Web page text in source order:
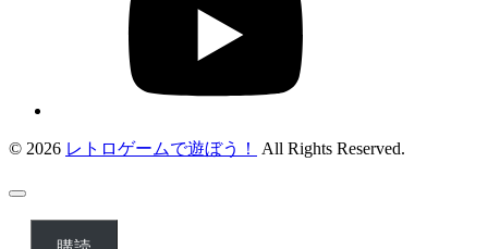
© 2026 レトロゲームで遊ぼう！ All Rights Reserved.